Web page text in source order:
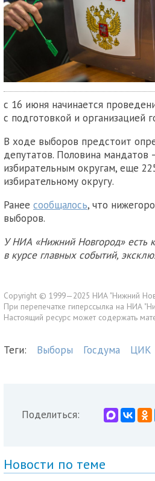
с 16 июня начинается
с подготовкой и организацией
В ходе выборов предстоит
депутатов. Половина
избирательным округам, еще
избирательному округу.
Ранее сообщалось, что
выборов.
У НИА «Нижний Новгород» есть
в курсе главных событий,
Copyright © 1999—2025 НИА "Нижний
При перепечатке гиперссылка на НИА
Настоящий ресурс может содержать
Теги: Выборы Госдума ЦИК
Поделиться:
Новости по теме